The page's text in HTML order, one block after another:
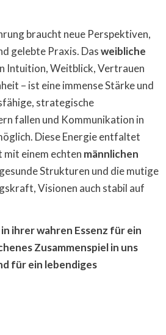
braucht neue Perspektiven,
gelebte Praxis. Dasweibliche
Intuition, Weitblick, Vertrauen
– ist eine immense Stärke und
strategische
fallen und Kommunikation in
Diese Energie entfaltet
einem echten männlichen
Strukturen und die mutige
Visionen auch stabil auf
ihrer wahren Essenz für ein
Zusammenspiel in uns
für ein lebendiges